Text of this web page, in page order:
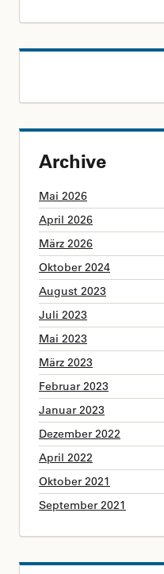
Archive
Mai 2026
April 2026
März 2026
Oktober 2024
August 2023
Juli 2023
Mai 2023
März 2023
Februar 2023
Januar 2023
Dezember 2022
April 2022
Oktober 2021
September 2021